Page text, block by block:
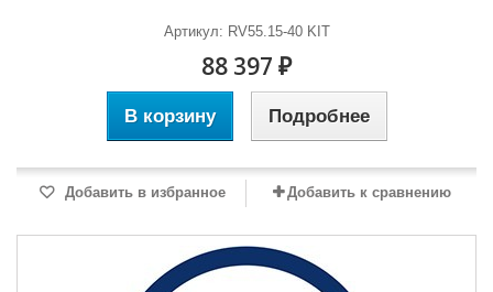
Артикул: RV55.15-40 KIT
88 397 ₽
В корзину Подробнее
Добавить в избранное Добавить к сравнению